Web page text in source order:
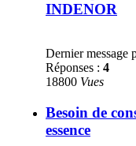
INDENOR
Dernier message
Réponses : 4
18800 Vues
Besoin de
essence